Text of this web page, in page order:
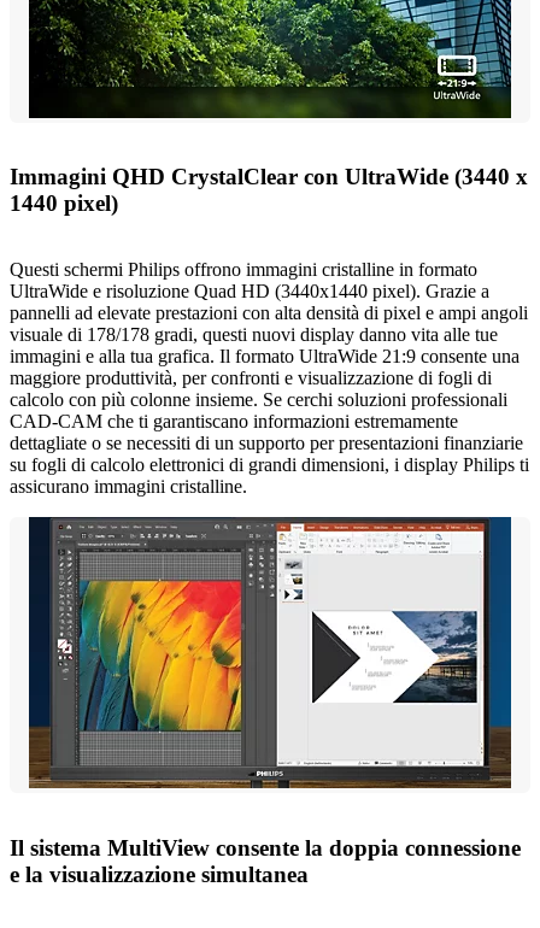
Immagini QHD CrystalClear con UltraWide (3440 x
1440 pixel)
Questi schermi Philips offrono immagini cristalline in formato
UltraWide e risoluzione Quad HD (3440x1440 pixel). Grazie a
pannelli ad elevate prestazioni con alta densità di pixel e ampi angoli
visuale di 178/178 gradi, questi nuovi display danno vita alle tue
immagini e alla tua grafica. Il formato UltraWide 21:9 consente una
maggiore produttività, per confronti e visualizzazione di fogli di
calcolo con più colonne insieme. Se cerchi soluzioni professionali
CAD-CAM che ti garantiscano informazioni estremamente
dettagliate o se necessiti di un supporto per presentazioni finanziarie
su fogli di calcolo elettronici di grandi dimensioni, i display Philips ti
assicurano immagini cristalline.
Il sistema MultiView consente la doppia connessione
e la visualizzazione simultanea